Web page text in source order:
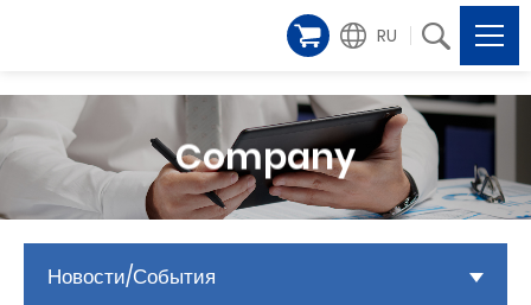
RU
Company
Новости/События